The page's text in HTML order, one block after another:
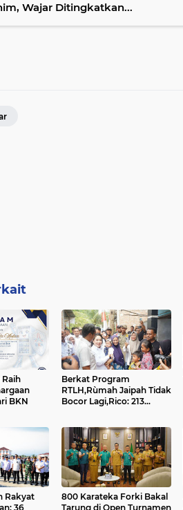
Wajar Ditingkatkan...
BKN
Berkat Program
RTLH,Rùmah Jaipah Tidak
Bocor Lagi,Rico: 213
Rakyat
36
800 Karateka Forki Bakal
Tarung di Open Turnamen